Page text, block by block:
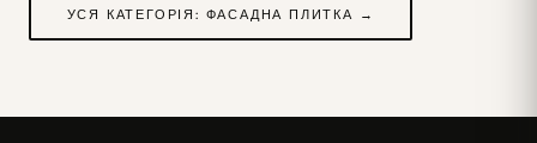
УСЯ КАТЕГОРІЯ: ФАСАДНА ПЛИТКА →